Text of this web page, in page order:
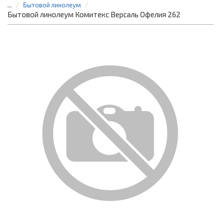
... Бытовой линолеум
Бытовой линолеум Комитекс Версаль Офелия 262